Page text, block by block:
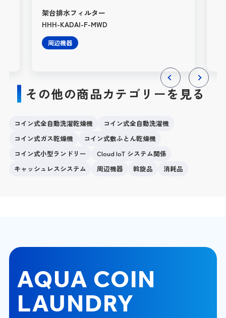
Previous
架台排水フィルター
HHH-KADAI-F-MWD
周辺機器
Next
その他の商品カテゴリーを見る
コイン式全自動洗濯乾燥機
コイン式全自動洗濯機
コイン式ガス乾燥機
コイン式敷ふとん乾燥機
コイン式小型ランドリー
Cloud IoT システム関係
キャッシュレスシステム
周辺機器 斡旋品 消耗品
AQUA COIN
LAUNDRY